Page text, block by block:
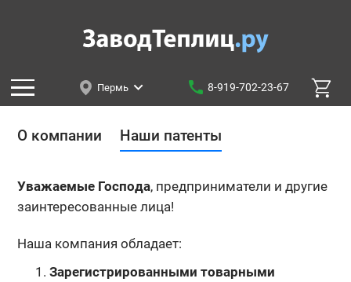
Пермь 8-919-702-23-67
О компании Наши патенты
Уважаемые Господа, предприниматели и другие
заинтересованные лица!
Наша компания обладает:
Зарегистрированными товарными